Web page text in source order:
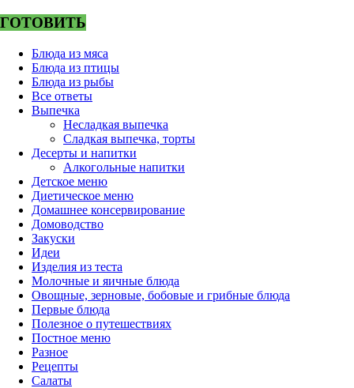
ГОТОВИТЬ
Блюда из мяса
Блюда из птицы
Блюда из рыбы
Все ответы
Выпечка
Несладкая выпечка
Сладкая выпечка, торты
Десерты и напитки
Алкогольные напитки
Детское меню
Диетическое меню
Домашнее консервирование
Домоводство
Закуски
Идеи
Изделия из теста
Молочные и яичные блюда
Овощные, зерновые, бобовые и грибные блюда
Первые блюда
Полезное о путешествиях
Постное меню
Разное
Рецепты
Салаты